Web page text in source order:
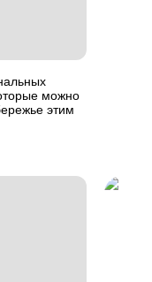
можно
этим